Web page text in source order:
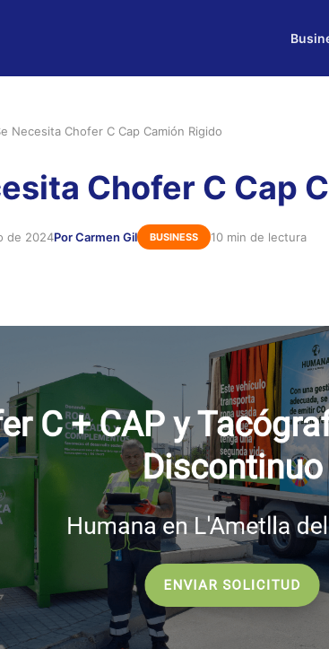
Necesita Chofer C Cap Camión Rigido
Chofer C Cap
de 2024Por Carmen Gil BUSINESS 10 min de lectura